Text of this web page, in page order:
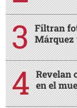
Filtran
Márquez
Revelan
en el